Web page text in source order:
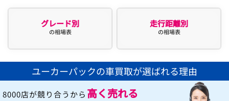
グレード別
の相場表
走行距離別
の相場表
ユーカーパックの車買取が選ばれる理由
8000店が競り合うから 高く売れる